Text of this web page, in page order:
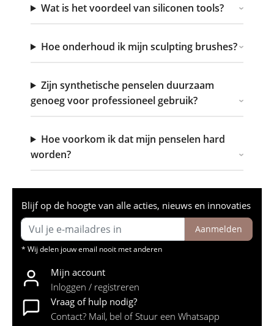
Wat is het voordeel van siliconen tools?
Hoe onderhoud ik mijn sculpting brushes?
Zijn synthetische penselen duurzaam
genoeg voor professioneel gebruik?
Hoe voorkom ik dat mijn penselen hard
worden?
Blijf op de hoogte van alle acties, nieuws en innovaties
Aanmelden
* Wij delen jouw email nooit met anderen
Mijn account
Inloggen / registreren
Vraag of hulp nodig?
Contact? Mail, bel of Stuur een Whatsapp